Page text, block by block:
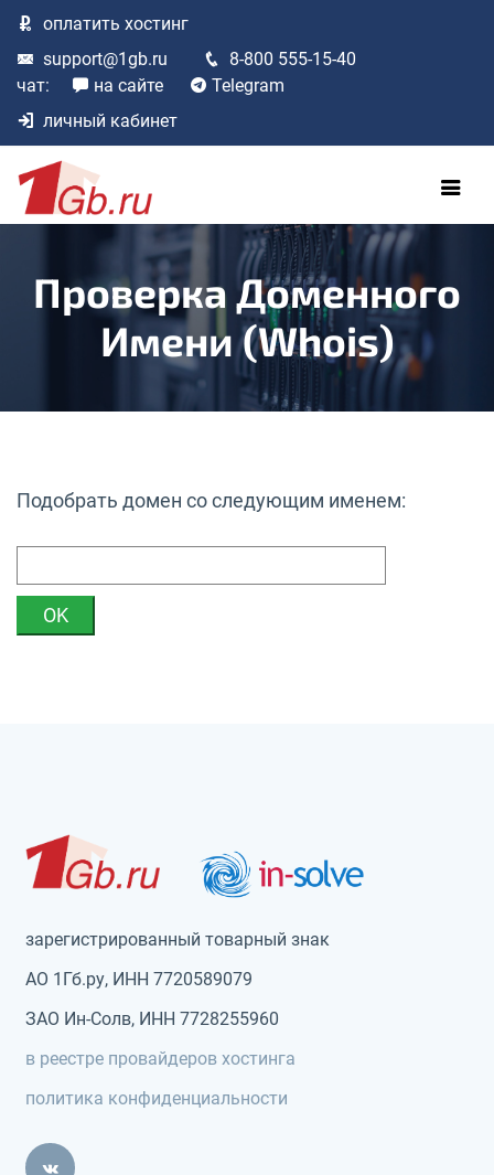
оплатить хостинг
support@1gb.ru
8-800 555-15-40
чат:
на сайте
Telegram
личный кабинет
Проверка Доменного
Имени (Whois)
Подобрать домен со следующим именем:
зарегистрированный товарный знак
АО 1Гб.ру, ИНН 7720589079
ЗАО Ин-Солв, ИНН 7728255960
в реестре провайдеров хостинга
политика конфиденциальности